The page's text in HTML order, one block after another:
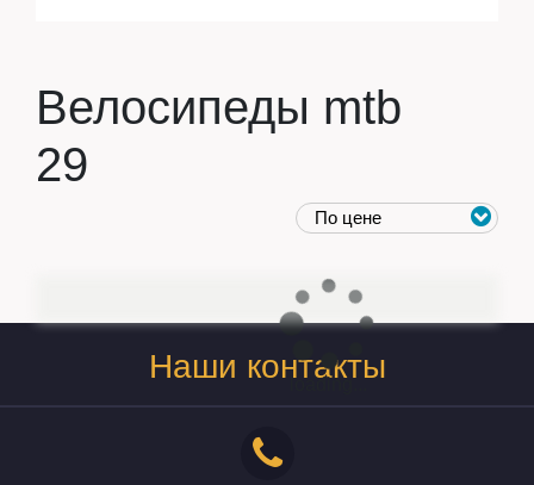
Велосипеды mtb
29
loading...
Наши контакты